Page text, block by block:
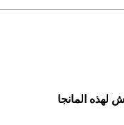
لهذه المانجا